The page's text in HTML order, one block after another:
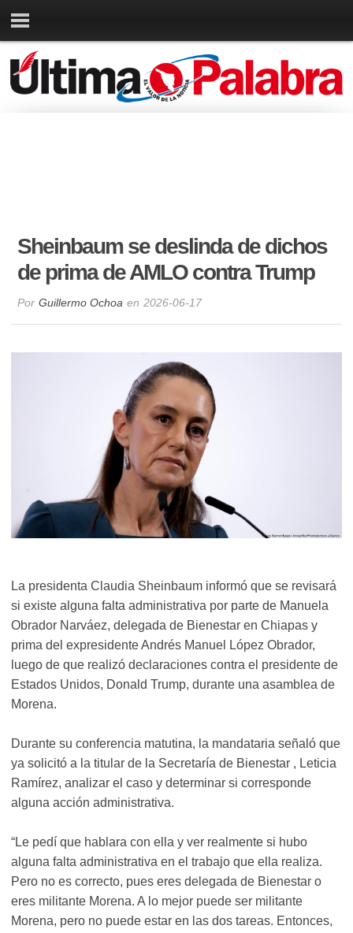
Sheinbaum se deslinda de dichos
de prima de AMLO contra Trump
Por Guillermo Ochoa en 2026-06-17
La presidenta Claudia Sheinbaum informó que se revisará
si existe alguna falta administrativa por parte de Manuela
Obrador Narváez, delegada de Bienestar en Chiapas y
prima del expresidente Andrés Manuel López Obrador,
luego de que realizó declaraciones contra el presidente de
Estados Unidos, Donald Trump, durante una asamblea de
Morena.
Durante su conferencia matutina, la mandataria señaló que
ya solicitó a la titular de la Secretaría de Bienestar , Leticia
Ramírez, analizar el caso y determinar si corresponde
alguna acción administrativa.
“Le pedí que hablara con ella y ver realmente si hubo
alguna falta administrativa en el trabajo que ella realiza.
Pero no es correcto, pues eres delegada de Bienestar o
eres militante Morena. A lo mejor puede ser militante
Morena, pero no puede estar en las dos tareas. Entonces,